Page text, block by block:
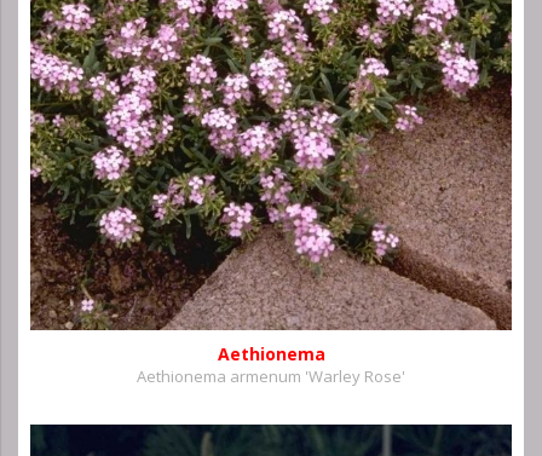
Aethionema
Aethionema armenum 'Warley Rose'